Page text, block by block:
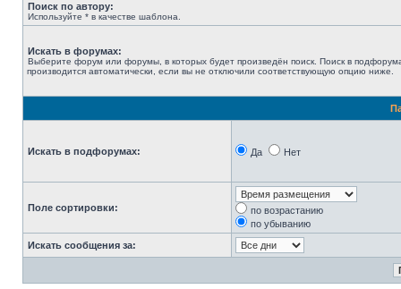
Поиск по автору:
Используйте * в качестве шаблона.
Искать в форумах:
Выберите форум или форумы, в которых будет произведён поиск. Поиск в
производится автоматически, если вы не отключили соответствующую опцию ниже.
Искать в подфорумах: Да Нет
Поле сортировки:
по возрастанию
по убыванию
Искать сообщения за: